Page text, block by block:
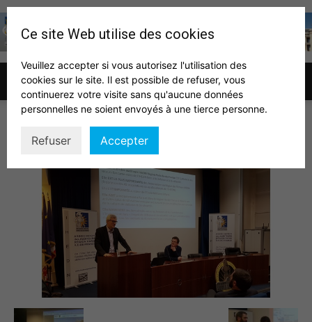
Association
IHEDN
Bonnefoy3
Ce site Web utilise des cookies
Veuillez accepter si vous autorisez l'utilisation des
cookies sur le site. Il est possible de refuser, vous
continuerez votre visite sans qu'aucune données
personnelles ne soient envoyés à une tierce personne.
Refuser Accepter